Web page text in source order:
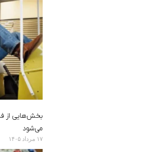
می‌شود
۱۷ مرداد ۱۴۰۵